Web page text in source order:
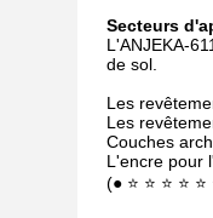
Secteurs
L'ANJEKA-
de sol.
Les
Les
Couches
L'encre pour
(● ⭐ ⭐ ⭐ ⭐ ⭐